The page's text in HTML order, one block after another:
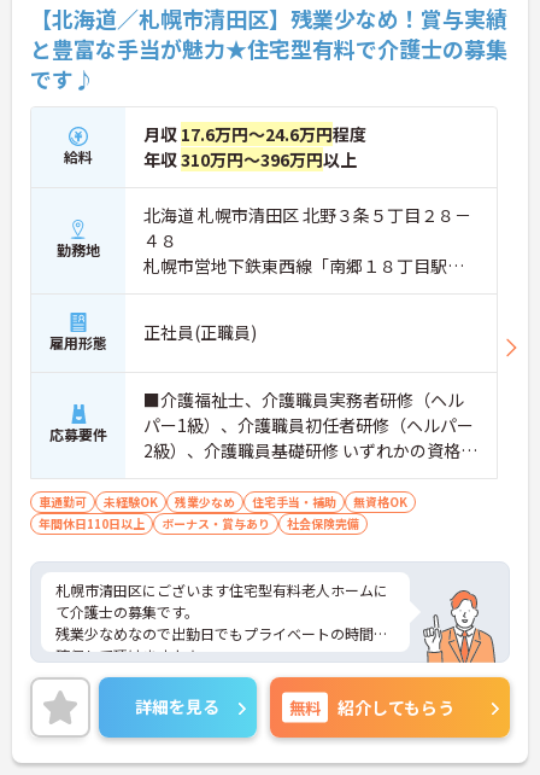
【北海道／札幌市清田区】残業少なめ！賞与実績
と豊富な手当が魅力★住宅型有料で介護士の募集
です♪
給料
月収 17.6万円～24.6万円程度
年収310万円～396万円以上
勤務地
北海道 札幌市清田区 北野３条５丁目２８－
４８
札幌市営地下鉄東西線「南郷１８丁目駅」
バス・車10分
雇用形態 正社員(正職員)
応募要件
■介護福祉士、介護職員実務者研修（ヘル
パー1級）、介護職員初任者研修（ヘルパー
2級）、介護職員基礎研修 いずれかの資格所
持で可
車通勤可 未経験OK 残業少なめ 住宅手当・補助
無資格OK
年間休日110日以上
ボーナス・賞与あり 社会保険完備
札幌市清田区にございます住宅型有料老人ホームに
て介護士の募集です。
残業少なめなので出勤日でもプライベートの時間を
確保して頂けますよ★
また賞与実績もしっかり◎頑張った分だけ評価され
る環境です！
ご興味ある方には、面接対策ポイントなど、さらに
詳細をお話しいたしますのでお気軽にご相談くださ
い。
詳細を見る 無料 紹介してもらう